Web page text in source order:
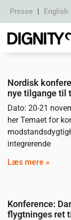
Presse English
Nordisk
nye tilgange til
Dato: 20-21
her Temaet for
integrerende
Læs mere »
Konference:
flygtninges ret